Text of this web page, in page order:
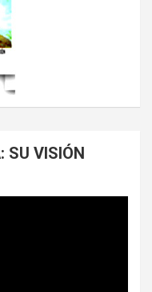
SU VISIÓN